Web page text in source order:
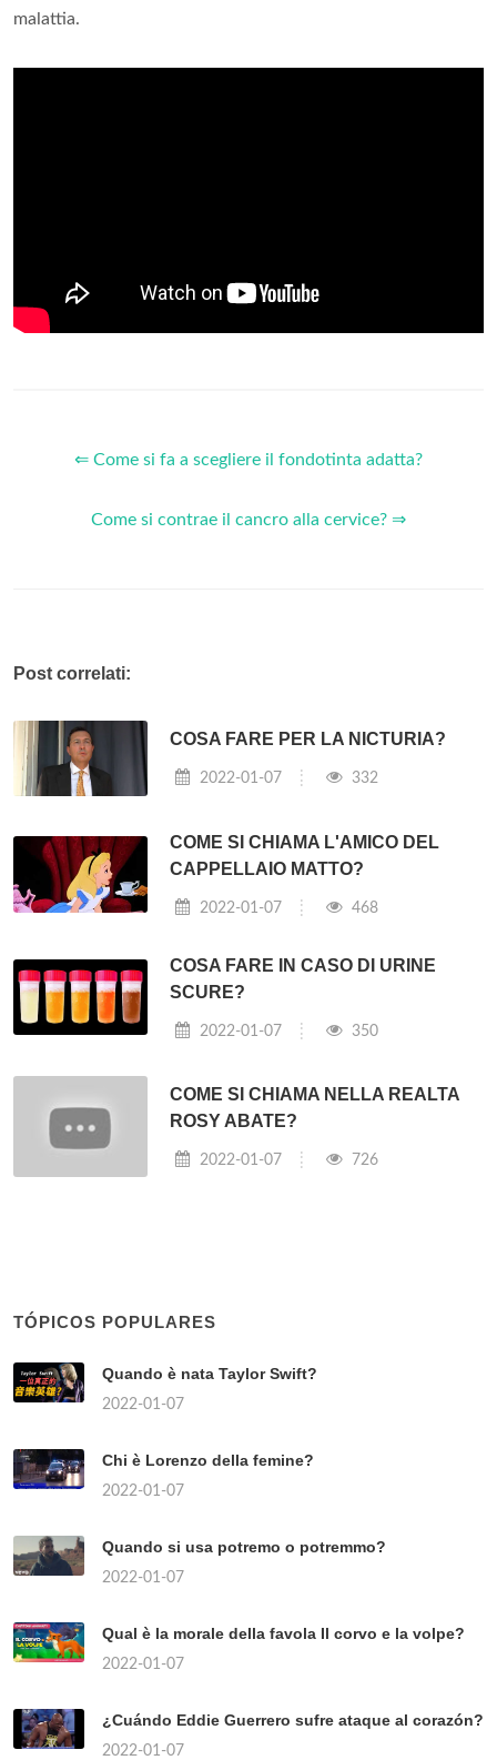
malattia.
⇐ Come si fa a scegliere il fondotinta adatta?
Come si contrae il cancro alla cervice? ⇒
Post correlati:
COSA FARE PER LA NICTURIA?
2022-01-07 332
COME SI CHIAMA L'AMICO DEL
CAPPELLAIO MATTO?
2022-01-07 468
COSA FARE IN CASO DI URINE
SCURE?
2022-01-07 350
COME SI CHIAMA NELLA REALTA
ROSY ABATE?
2022-01-07 726
TÓPICOS POPULARES
Quando è nata Taylor Swift?
2022-01-07
Chi è Lorenzo della femine?
2022-01-07
Quando si usa potremo o potremmo?
2022-01-07
Qual è la morale della favola Il corvo e la volpe?
2022-01-07
¿Cuándo Eddie Guerrero sufre ataque al corazón?
2022-01-07